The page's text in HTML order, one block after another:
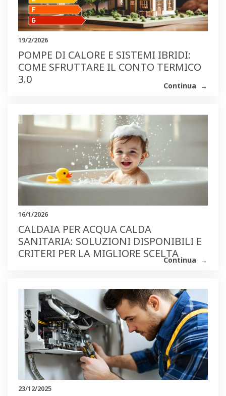
19/2/2026
POMPE DI CALORE E SISTEMI IBRIDI:
COME SFRUTTARE IL CONTO TERMICO
3.0
Continua
16/1/2026
CALDAIA PER ACQUA CALDA
SANITARIA: SOLUZIONI DISPONIBILI E
CRITERI PER LA MIGLIORE SCELTAContinua
23/12/2025